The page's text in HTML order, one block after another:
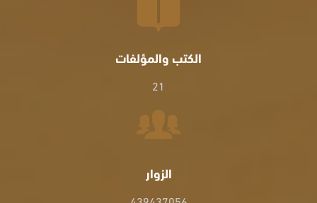
الكتب والمؤلفات
21
الزوار